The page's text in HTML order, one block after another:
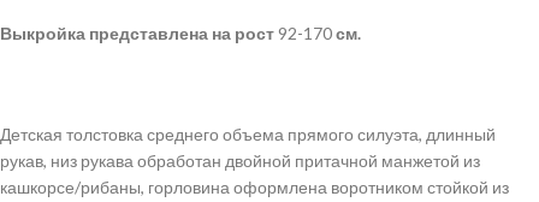
Выкройка представлена на рост 92-170см.
Детская толстовка среднего объема прямого силуэта, длинный
рукав, низ рукава обработан двойной притачной манжетой из
кашкорсе/рибаны, горловина оформлена воротником стойкой из